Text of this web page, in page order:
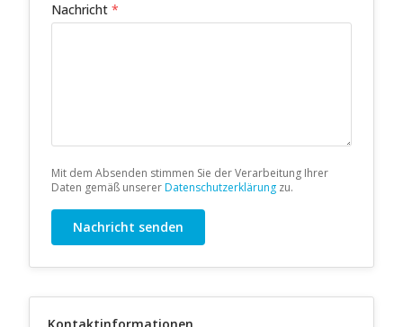
Nachricht *
Mit dem Absenden stimmen Sie der Verarbeitung Ihrer
Daten gemäß unsererDatenschutzerklärung zu.
Nachricht senden